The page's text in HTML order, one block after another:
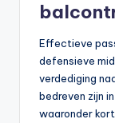
Effectieve
defensieve
verdediging
bedreven zijn
waaronder